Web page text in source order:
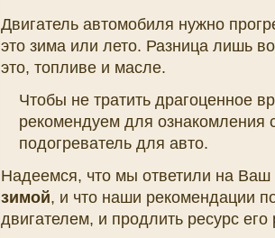
Двигатель автомобиля нужно
это зима или лето. Разница лишь
это, топливе и масле.
Чтобы не тратить драгоценное
рекомендуем для ознакомления
подогреватель для авто.
Надеемся, что мы ответили на
зимой, и что наши рекомендации
двигателем, и продлить ресурс его